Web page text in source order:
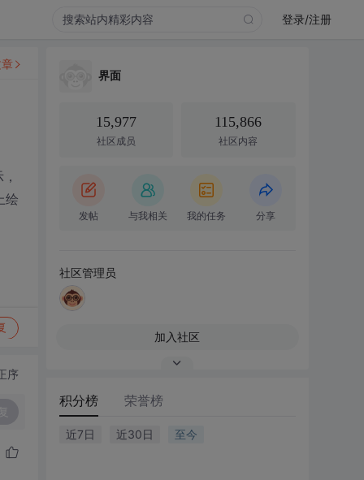
登录/注册
绘
序
界面
15,977
社区成员
115,866
社区内容
发帖 与我相关 我的任务 分享
社区管理员
加入社区
积分榜 荣誉榜
近7日 近30日 至今